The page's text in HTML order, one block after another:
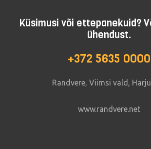
Küsimusi või ettepanekuid?
ühendust.
+372 5635 0000
Randvere, Viimsi vald,
www.randvere.net